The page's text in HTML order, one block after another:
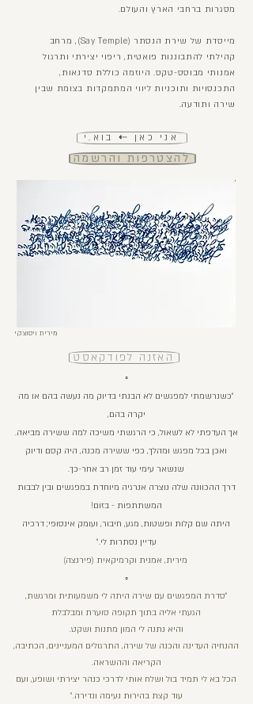
מסגרות ברחבי הארץ והעולם.
מייסדת של שירת הנסתר (Say Temple), מרחב
קהילתי להתבוננות פואטית, ריפוי יצירתי ותרגול
אמנותי מבוסס-טקס. היוזמה כוללת סדנאות,
התכנסויות ותוכניות ליווי המתמקדות בצומת שבין
שירה ותודעה.
אני כאן ⇠ בוא.י
להצטרפות והרשמה
האזנה לפודקאסט
◦
״כשנרשמתי למפגשים לא הבנתי בדיוק מה נעשה בהם או מה
יקרה בהם,
אך העדפתי לא לשאול, כי הרגשתי משיכה למה ששירה מביאה.
ואכן בכל מפגש ומהלך, כפי ששירה מכנה, היה קסם ודיוק
שנשאר עימי עוד זמן רב אחר-כך.
דרך ההכוונה שלה נוצרה אנרגיה מיוחדת במפגשים ובין לבבות
המשתתפות - בזום!
היתה שם קלות ופשטות, מגע, חיבור, ועומק אינסופי; דרכיה
עדיין נסתרות לי.״
מירית, אמנית וקרמיקאית (פירנצה)
◦
״סדרת המפגשים עם שירה היתה לי משמעותית ומרגשת,
הגעתי אליה בתוך תקופה סוערת ומבלבלת
והיא נתנה לי המון מתנות ושקט.
ההנחיה העדינה והכנה של שירה, התרגולים המעניינים, הכתיבה,
הקריאה וההשראה.
הכל בא לי תמיד בול ושלח אותי לדרכי כנהר יצירתי ושופע, ועם
עוד קצת בהירות נעימה ונדירה.״